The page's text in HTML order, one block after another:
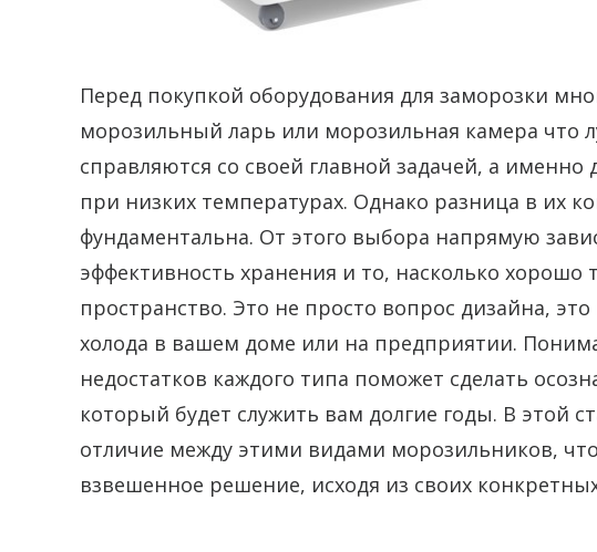
Перед покупкой оборудования для заморозки
морозильный ларь или морозильная камера что
справляются со своей главной задачей, а
при низких температурах. Однако разница в их
фундаментальна. От этого выбора напрямую
эффективность хранения и то, насколько хорошо
пространство. Это не просто вопрос дизайна,
холода в вашем доме или на предприятии.
недостатков каждого типа поможет сделать
который будет служить вам долгие годы. В этой
отличие между этими видами морозильников,
взвешенное решение, исходя из своих